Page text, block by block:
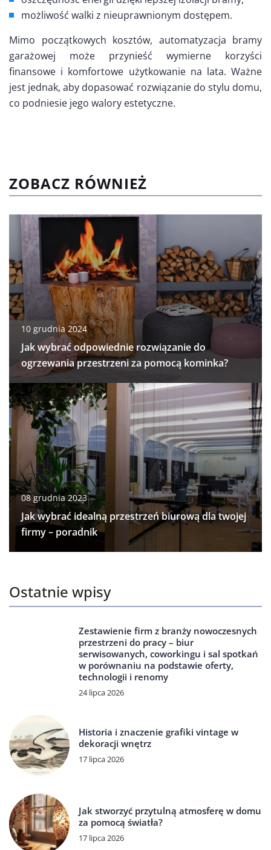
możliwość walki z nieuprawnionym dostępem.
Mimo początkowych kosztów, automatyzacja bramy
garażowej może przynieść wymierne korzyści
finansowe i komfortowe użytkowanie na lata. Ważne
jest jednak, aby dopasować rozwiązanie do stylu domu,
co podniesie jego walory estetyczne.
ZOBACZ RÓWNIEŻ
10 grudnia 2024
Jak wybrać odpowiednie rozwiązanie do
ogrzewania przestrzeni za pomocą kominka?
08 grudnia 2023
Jak wybrać idealną przestrzeń biurową dla twojej
firmy – poradnik
Ostatnie wpisy
Zestawienie firm z branży nowoczesnych
przestrzeni do pracy – biur
serwisowanych, coworkingu i sal spotkań
w porównaniu na podstawie oferty,
technologii i renomy
24 lipca 2026
Historia i znaczenie grafiki vintage w
dekoracji wnętrz
17 lipca 2026
Jak stworzyć przytulną atmosferę w domu
za pomocą światła?
17 lipca 2026